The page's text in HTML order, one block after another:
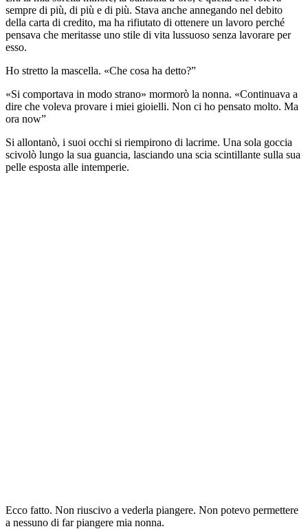
sempre di più, di più e di più. Stava anche annegando nel debito
della carta di credito, ma ha rifiutato di ottenere un lavoro perché
pensava che meritasse uno stile di vita lussuoso senza lavorare per
esso.
Ho stretto la mascella. «Che cosa ha detto?”
«Si comportava in modo strano» mormorò la nonna. «Continuava a
dire che voleva provare i miei gioielli. Non ci ho pensato molto. Ma
ora now”
Si allontanò, i suoi occhi si riempirono di lacrime. Una sola goccia
scivolò lungo la sua guancia, lasciando una scia scintillante sulla sua
pelle esposta alle intemperie.
Ecco fatto. Non riuscivo a vederla piangere. Non potevo permettere
a nessuno di far piangere mia nonna.